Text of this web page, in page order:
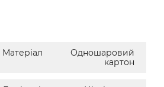
Матеріал
Одношаровий
картон